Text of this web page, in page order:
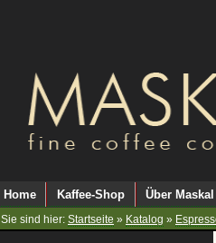
Home Kaffee-Shop Über Maskal
Sie sind hier: Startseite » Katalog »